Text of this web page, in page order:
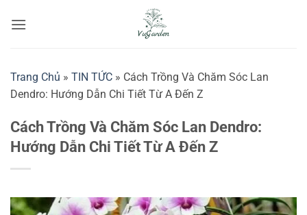
qua
Trang Chủ » TIN TỨC » Cách Trồng Và Chăm Sóc Lan
Dendro: Hướng Dẫn Chi Tiết Từ A Đến Z
Cách Trồng Và Chăm Sóc Lan Dendro:
Hướng Dẫn Chi Tiết Từ A Đến Z